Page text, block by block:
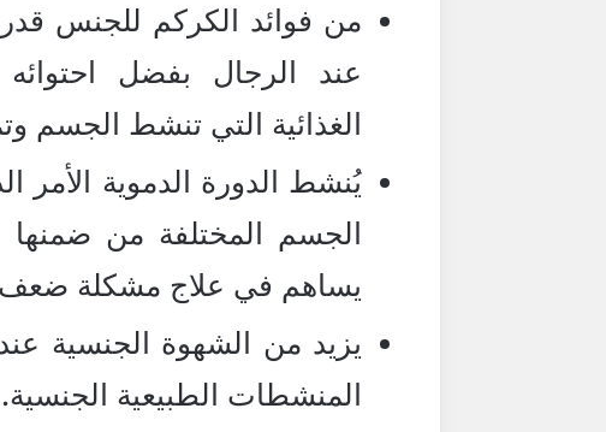
من فوائد الكركم للجنس
عند الرجال بفضل
الغذائية التي تنشط الجسم
يُنشط الدورة الدموية
الجسم المختلفة من ضمنها
يساهم في علاج مشكلة ضعف
يزيد من الشهوة الجنسية
المنشطات الطبيعية الجنسية.